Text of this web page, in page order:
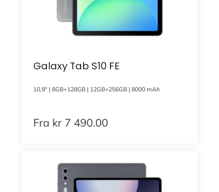
Galaxy Tab S10 FE
10,9″ | 8GB+128GB | 12GB+256GB | 8000 mAh
Fra kr 7 490.00